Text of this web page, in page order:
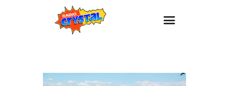
Estaciones